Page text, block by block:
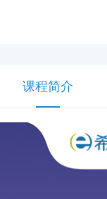
课程简介